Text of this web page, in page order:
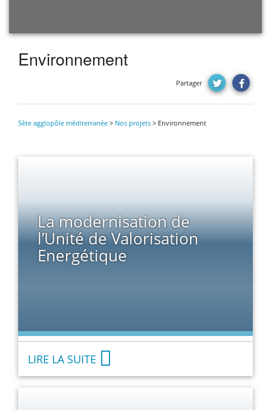
Environnement
Partager
Sète agglopôle méditerranée > Nos projets > Environnement
La modernisation de
l’Unité de Valorisation
Energétique
LIRE LA SUITE